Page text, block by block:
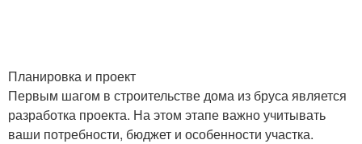
Планировка и проект
Первым шагом в строительстве дома из бруса является
разработка проекта. На этом этапе важно учитывать
ваши потребности, бюджет и особенности участка.